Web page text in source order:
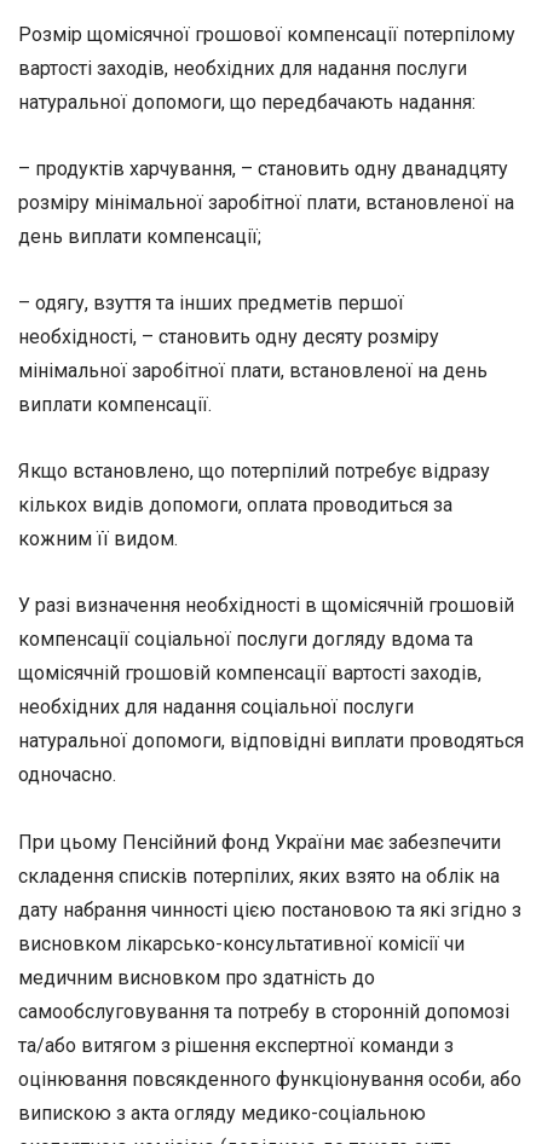
Розмір щомісячної грошової компенсації потерпілому
вартості заходів, необхідних для надання послуги
натуральної допомоги, що передбачають надання:
– продуктів харчування, – становить одну дванадцяту
розміру мінімальної заробітної плати, встановленої на
день виплати компенсації;
– одягу, взуття та інших предметів першої
необхідності, – становить одну десяту розміру
мінімальної заробітної плати, встановленої на день
виплати компенсації.
Якщо встановлено, що потерпілий потребує відразу
кількох видів допомоги, оплата проводиться за
кожним її видом.
У разі визначення необхідності в щомісячній грошовій
компенсації соціальної послуги догляду вдома та
щомісячній грошовій компенсації вартості заходів,
необхідних для надання соціальної послуги
натуральної допомоги, відповідні виплати проводяться
одночасно.
При цьому Пенсійний фонд України має забезпечити
складення списків потерпілих, яких взято на облік на
дату набрання чинності цією постановою та які згідно з
висновком лікарсько-консультативної комісії чи
медичним висновком про здатність до
самообслуговування та потребу в сторонній допомозі
та/або витягом з рішення експертної команди з
оцінювання повсякденного функціонування особи, або
випискою з акта огляду медико-соціальною